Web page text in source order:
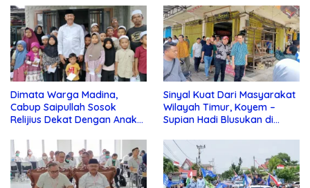
Dimata Warga Madina,
Cabup Saipullah Sosok
Relijius Dekat Dengan Anak
Sinyal Kuat Dari Masyarakat
Wilayah Timur, Koyem –
Supian Hadi Blusukan di